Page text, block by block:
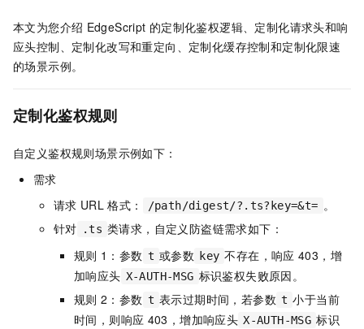
本文为您介绍 EdgeScript 的定制化鉴权逻辑、定制化请求头和响
应头控制、定制化改写和重定向、定制化缓存控制和定制化限速
的场景示例。
定制化鉴权规则
自定义鉴权规则场景示例如下：
需求
请求 URL 格式： /path/digest/?.ts?key=&t= 。
针对
.ts 类请求，自定义防盗链需求如下：
规则 1：参数 t 或参数 key 不存在，响应 403，增
加响应头 X-AUTH-MSG 标识鉴权失败原因。
规则 2：参数 t 表示过期时间，若参数 t 小于当前
时间，则响应 403，增加响应头 X-AUTH-MSG 标识